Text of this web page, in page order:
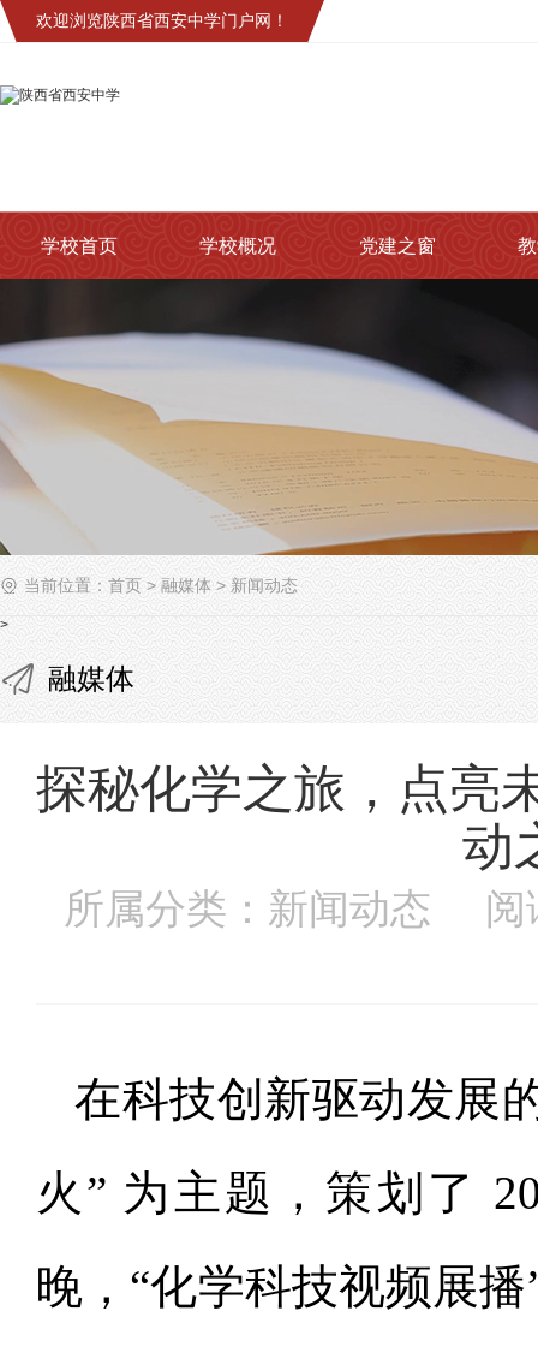
欢迎浏览陕西省西安中学门户网！
学校首页 学校概况 党建之窗
当前位置： 首页 > 融媒体 > 新闻动态
>
融媒体
探秘化学之旅，点
动
所属分类：新闻动态
在科技创新驱动发展
火 ” 为主题，策划了
晚，“化学科技视频展